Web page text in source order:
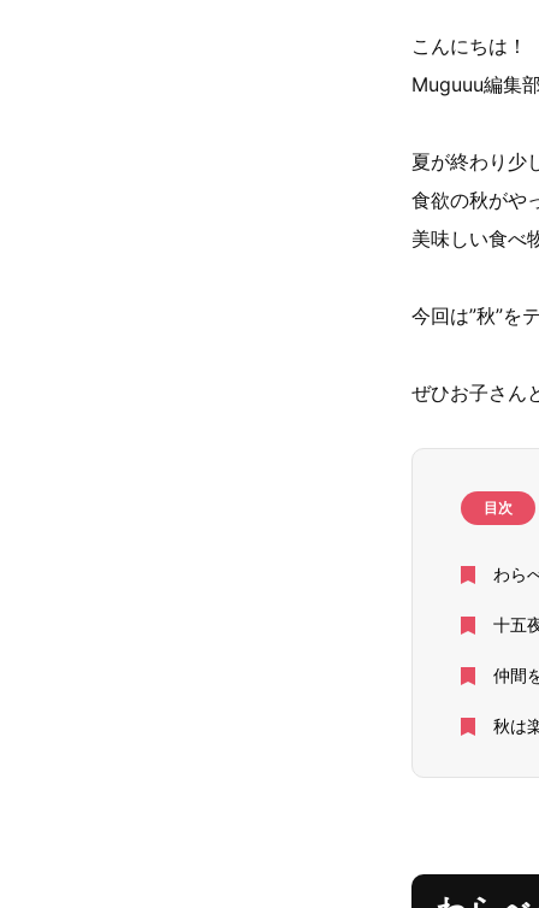
こんにちは！
Muguuu編集
夏が終わり少
食欲の秋がや
美味しい食べ
今回は”秋”を
ぜひお子さん
目次
わら
十五
仲間
秋は